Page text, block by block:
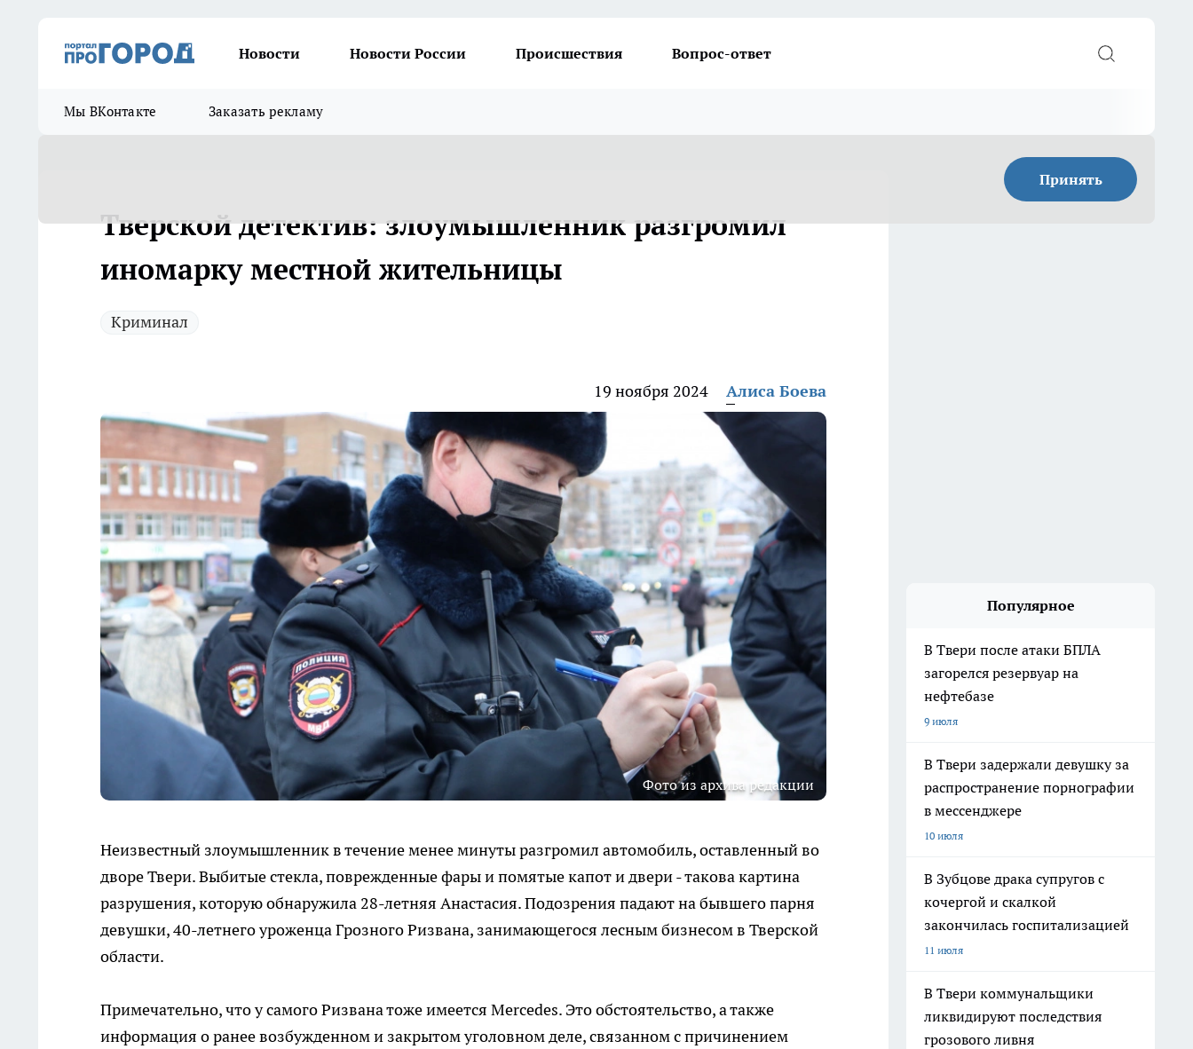
Новости Новости России Происшествия Вопрос-ответ
Мы ВКонтакте Заказать рекламу
Принять
Тверской детектив: злоумышленник разгромил
иномарку местной жительницы
Криминал
19 ноября 2024 Алиса Боева
Фото из архива редакции
Неизвестный злоумышленник в течение менее минуты разгромил автомобиль, оставленный во
дворе Твери. Выбитые стекла, поврежденные фары и помятые капот и двери - такова картина
разрушения, которую обнаружила 28-летняя Анастасия. Подозрения падают на бывшего парня
девушки, 40-летнего уроженца Грозного Ризвана, занимающегося лесным бизнесом в Тверской
области.
Примечательно, что у самого Ризвана тоже имеется Mercedes. Это обстоятельство, а также
информация о ранее возбужденном и закрытом уголовном деле, связанном с причинением
Популярное
В Твери после атаки БПЛА
загорелся резервуар на
нефтебазе
9 июля
В Твери задержали девушку за
распространение порнографии
в мессенджере
10 июля
В Зубцове драка супругов с
кочергой и скалкой
закончилась госпитализацией
11 июля
В Твери коммунальщики
ликвидируют последствия
грозового ливня